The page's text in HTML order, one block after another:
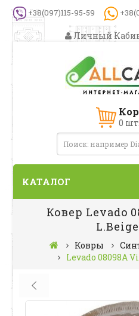
+38(097)115-95-59
Личный
0
КАТАЛОГ
Ковер Levado
Ковры
Levado 08098A